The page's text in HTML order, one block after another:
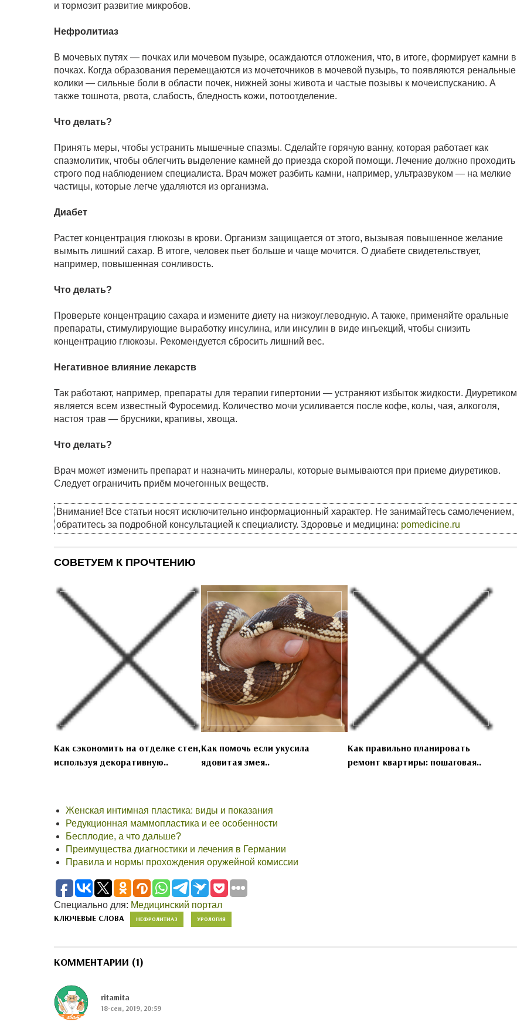
и тормозит развитие микробов.
Нефролитиаз
В мочевых путях — почках или мочевом пузыре, осаждаются отложения, что, в итоге, формирует камни в
почках. Когда образования перемещаются из мочеточников в мочевой пузырь, то появляются ренальные
колики — сильные боли в области почек, нижней зоны живота и частые позывы к мочеиспусканию. А
также тошнота, рвота, слабость, бледность кожи, потоотделение.
Что делать?
Принять меры, чтобы устранить мышечные спазмы. Сделайте горячую ванну, которая работает как
спазмолитик, чтобы облегчить выделение камней до приезда скорой помощи. Лечение должно проходить
строго под наблюдением специалиста. Врач может разбить камни, например, ультразвуком — на мелкие
частицы, которые легче удаляются из организма.
Диабет
Растет концентрация глюкозы в крови. Организм защищается от этого, вызывая повышенное желание
вымыть лишний сахар. В итоге, человек пьет больше и чаще мочится. О диабете свидетельствует,
например, повышенная сонливость.
Что делать?
Проверьте концентрацию сахара и измените диету на низкоуглеводную. А также, применяйте оральные
препараты, стимулирующие выработку инсулина, или инсулин в виде инъекций, чтобы снизить
концентрацию глюкозы. Рекомендуется сбросить лишний вес.
Негативное влияние лекарств
Так работают, например, препараты для терапии гипертонии — устраняют избыток жидкости. Диуретиком
является всем известный Фуросемид. Количество мочи усиливается после кофе, колы, чая, алкоголя,
настоя трав — брусники, крапивы, хвоща.
Что делать?
Врач может изменить препарат и назначить минералы, которые вымываются при приеме диуретиков.
Следует ограничить приём мочегонных веществ.
Внимание! Все статьи носят исключительно информационный характер. Не занимайтесь самолечением,
обратитесь за подробной консультацией к специалисту. Здоровье и медицина: pomedicine.ru
СОВЕТУЕМ К ПРОЧТЕНИЮ
Как сэкономить на отделке стен,
используя декоративную..
Как помочь если укусила
ядовитая змея..
Как правильно планировать
ремонт квартиры: пошаговая..
Женская интимная пластика: виды и показания
Редукционная маммопластика и ее особенности
Бесплодие, а что дальше?
Преимущества диагностики и лечения в Германии
Правила и нормы прохождения оружейной комиссии
Специально для: Медицинский портал
КЛЮЧЕВЫЕ СЛОВА НЕФРОЛИТИАЗ УРОЛОГИЯ
КОММЕНТАРИИ (1)
ritamita
18-сен, 2019, 20:59